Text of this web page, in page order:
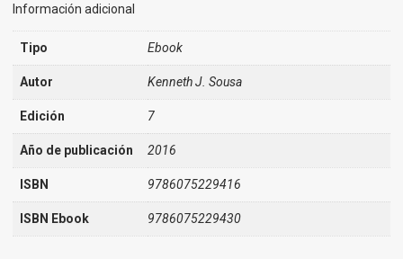
Información adicional
Tipo Ebook
Autor Kenneth J. Sousa
Edición 7
Año de publicación 2016
ISBN 9786075229416
ISBN Ebook 9786075229430